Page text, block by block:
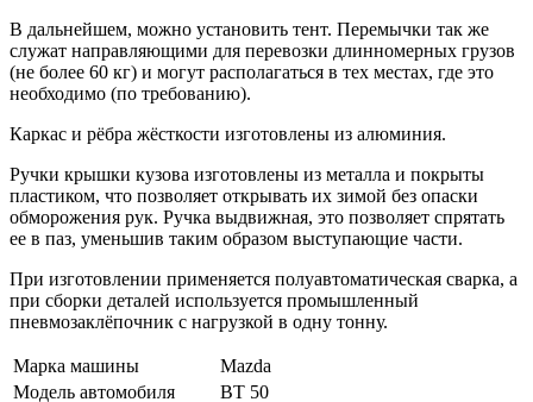
В дальнейшем, можно установить тент. Перемычки так же
служат направляющими для перевозки длинномерных грузов
(не более 60 кг) и могут располагаться в тех местах, где это
необходимо (по требованию).
Каркас и рёбра жёсткости изготовлены из алюминия.
Ручки крышки кузова изготовлены из металла и покрыты
пластиком, что позволяет открывать их зимой без опаски
обморожения рук. Ручка выдвижная, это позволяет спрятать
ее в паз, уменьшив таким образом выступающие части.
При изготовлении применяется полуавтоматическая сварка, а
при сборки деталей используется промышленный
пневмозаклёпочник с нагрузкой в одну тонну.
Марка машины
Mazda
Модель автомобиля
BT 50